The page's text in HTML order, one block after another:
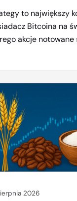
to największy
Bitcoina na
akcje notowane
Dla wielu
się alternatywą dla
na
poprzez
Czym
jak […]
2026